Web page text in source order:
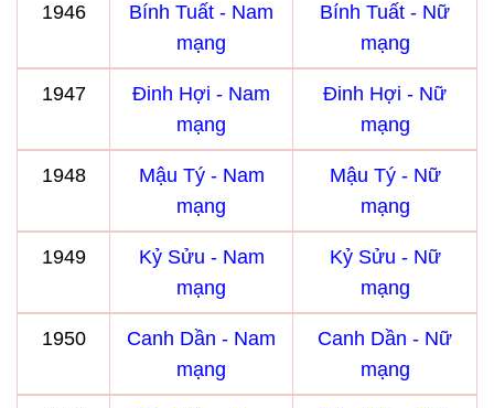
1946
Bính Tuất - Nam
mạng
Bính Tuất - Nữ
mạng
1947
Đinh Hợi - Nam
mạng
Đinh Hợi - Nữ
mạng
1948
Mậu Tý - Nam
mạng
Mậu Tý - Nữ
mạng
1949
Kỷ Sửu - Nam
mạng
Kỷ Sửu - Nữ
mạng
1950
Canh Dần - Nam
mạng
Canh Dần - Nữ
mạng